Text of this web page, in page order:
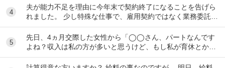
4
夫が能力不足を理由に今年末で契約終了になることを告げら
れました。 少し特殊な仕事で、雇用契約ではなく業務委託契
約という形です。そのため、有給休暇などの制...
5
先日、4ヵ月交際した女性から「◯◯さん、パートなんです
よね？収入は私の方が多いと思うけど、もし私が育休とか持
病で働けなくなったとしたら、◯◯さんの収入だけ...